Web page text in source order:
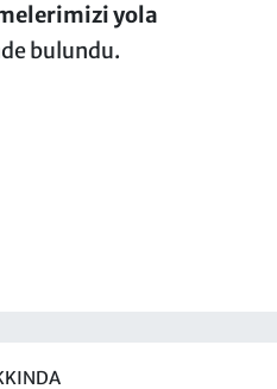
yola
bulundu.